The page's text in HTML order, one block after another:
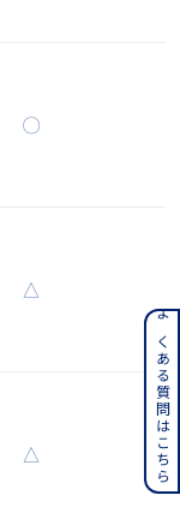
〇
△
△ よくある質問はこちら